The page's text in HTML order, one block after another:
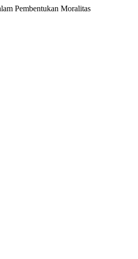
Pembentukan Moralitas